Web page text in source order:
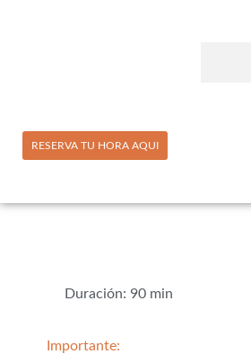
RESERVA TU HORA AQUI
Duración: 90 min
Importante: